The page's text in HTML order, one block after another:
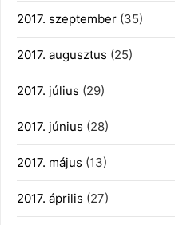
2017. szeptember (35)
2017. augusztus (25)
2017. július (29)
2017. június (28)
2017. május (13)
2017. április (27)